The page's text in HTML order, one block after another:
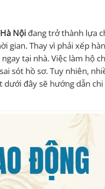
Nội đang trở thành lựa
gian. Thay vì phải xếp
tại nhà. Việc làm hộ
sót hồ sơ. Tuy nhiên,
đây sẽ hướng dẫn